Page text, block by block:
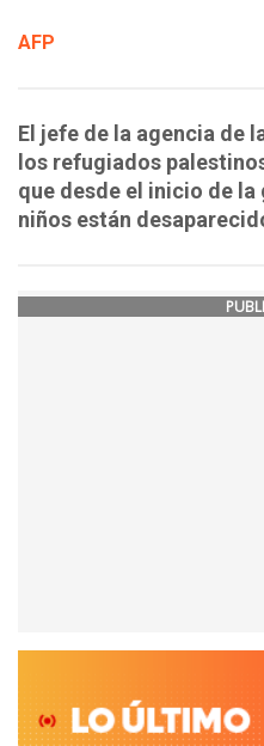
AFP
El jefe de la agencia de
los refugiados
que desde el inicio de la
niños están